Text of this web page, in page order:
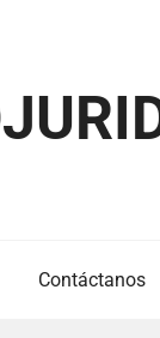
Contáctanos